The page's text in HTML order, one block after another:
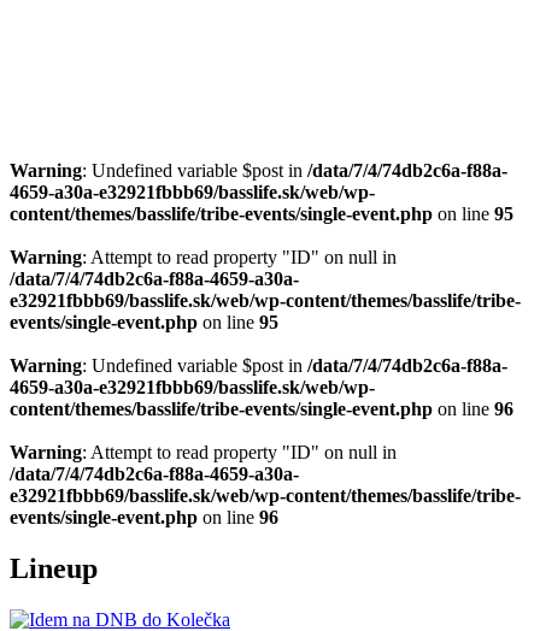
Warning: Undefined variable $post in /data/7/4/74db2c6a-f88a-
4659-a30a-e32921fbbb69/basslife.sk/web/wp-
content/themes/basslife/tribe-events/single-event.php on line 95
Warning: Attempt to read property "ID" on null in
/data/7/4/74db2c6a-f88a-4659-a30a-
e32921fbbb69/basslife.sk/web/wp-content/themes/basslife/tribe-
events/single-event.php on line 95
Warning: Undefined variable $post in /data/7/4/74db2c6a-f88a-
4659-a30a-e32921fbbb69/basslife.sk/web/wp-
content/themes/basslife/tribe-events/single-event.php on line 96
Warning: Attempt to read property "ID" on null in
/data/7/4/74db2c6a-f88a-4659-a30a-
e32921fbbb69/basslife.sk/web/wp-content/themes/basslife/tribe-
events/single-event.php on line 96
Lineup